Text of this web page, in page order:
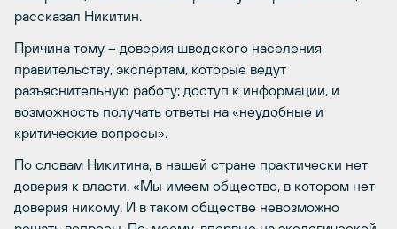
рассказал Никитин.
Причина тому – доверия шведского населения
правительству, экспертам, которые ведут
разъяснительную работу; доступ к информации, и
возможность получать ответы на «неудобные и
критические вопросы».
По словам Никитина, в нашей стране практически нет
доверия к власти. «Мы имеем общество, в котором нет
доверия никому. И в таком обществе невозможно